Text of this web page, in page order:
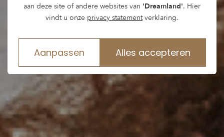
aan deze site of andere websites van 'Dreamland'. Hier
vindt u onze privacy statementverklaring.
Aanpassen Alles accepteren